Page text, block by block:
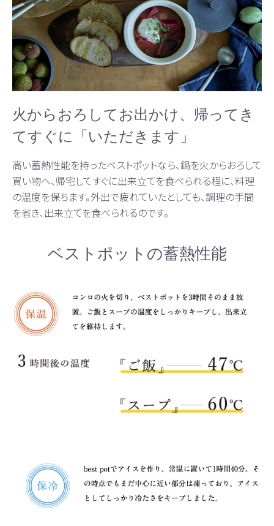
火からおろしてお出かけ、帰ってき
てすぐに「いただきます」
高い蓄熱性能を持ったベストポットなら、鍋を火からおろして
買い物へ、帰宅してすぐに出来立てを食べられる程に、料理
の温度を保ちます。外出で疲れていたとしても、調理の手間
を省き、出来立てを食べられるのです。
ベストポットの蓄熱性能